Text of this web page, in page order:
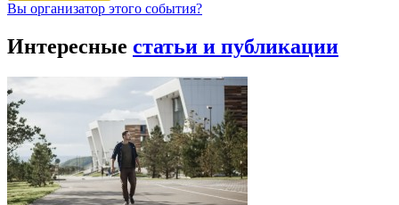
Вы организатор этого события?
Интересные статьи и публикации